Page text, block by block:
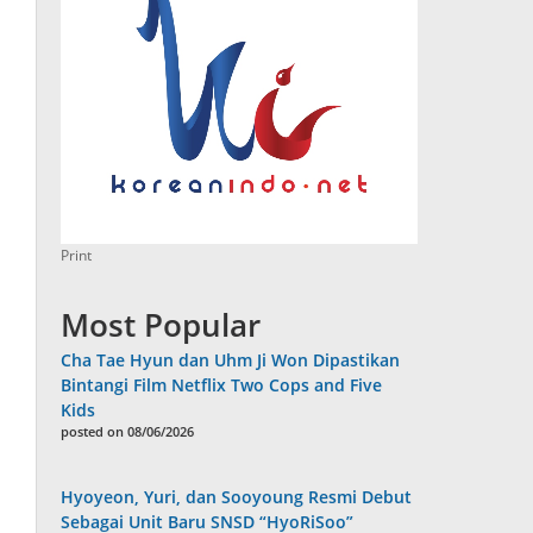
Print
Most Popular
Cha Tae Hyun dan Uhm Ji Won Dipastikan
Bintangi Film Netflix Two Cops and Five
Kids
posted on 08/06/2026
Hyoyeon, Yuri, dan Sooyoung Resmi Debut
Sebagai Unit Baru SNSD “HyoRiSoo”